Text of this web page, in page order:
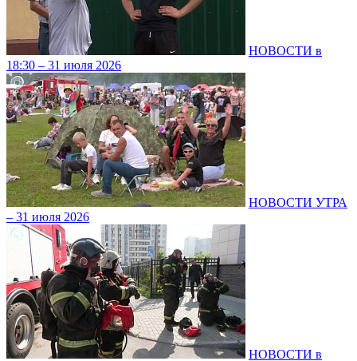
НОВОСТИ в
18:30 – 31 июля 2026
НОВОСТИ УТРА
– 31 июля 2026
НОВОСТИ в